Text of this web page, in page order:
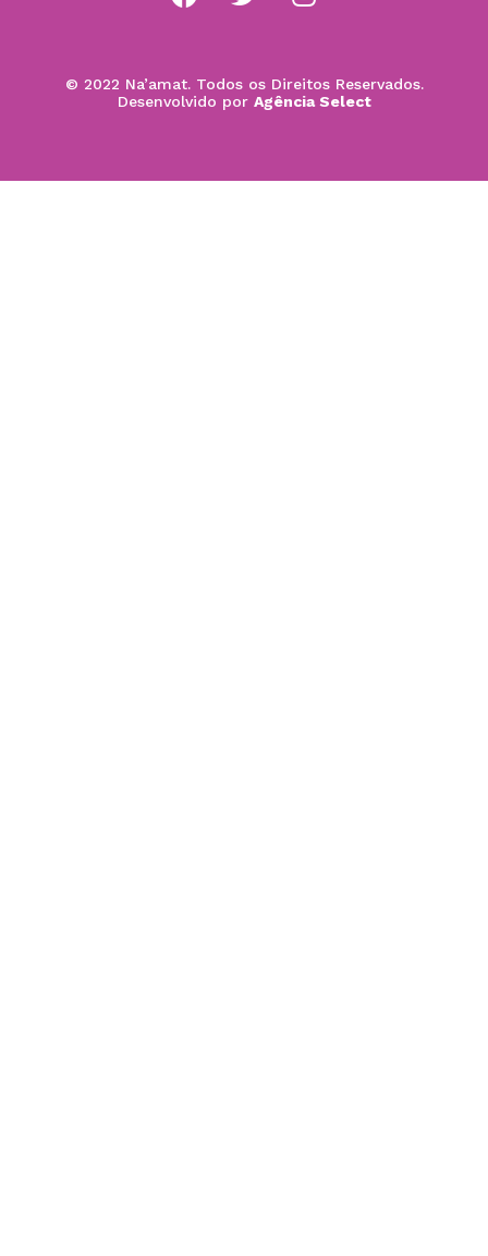
© 2022 Na’amat. Todos os Direitos Reservados.
Desenvolvido por Agência Select